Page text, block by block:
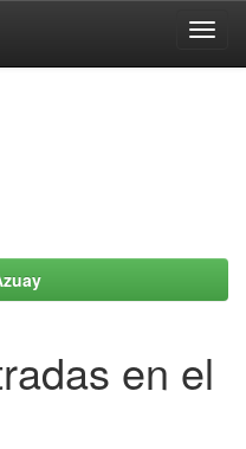
en el